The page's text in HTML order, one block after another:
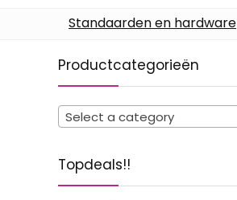
Standaarden en hardware
Productcategorieën
Select a category
Topdeals!!